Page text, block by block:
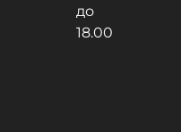
до
18.00